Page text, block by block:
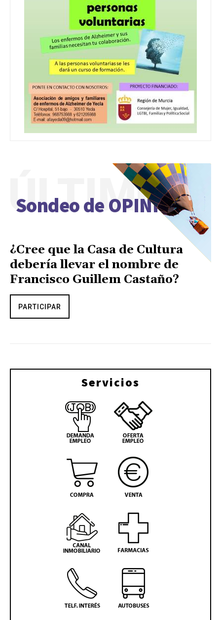
Sondeo de OPINIÓN
ÚLTIMO
¿Cree que la Casa de Cultura
debería llevar el nombre de
Francisco Guillem Castaño?
PARTICIPAR
Servicios